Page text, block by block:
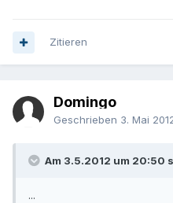
Zitieren
Domingo
Geschrieben 3. Mai
Am 3.5.2012 um 20:50
...